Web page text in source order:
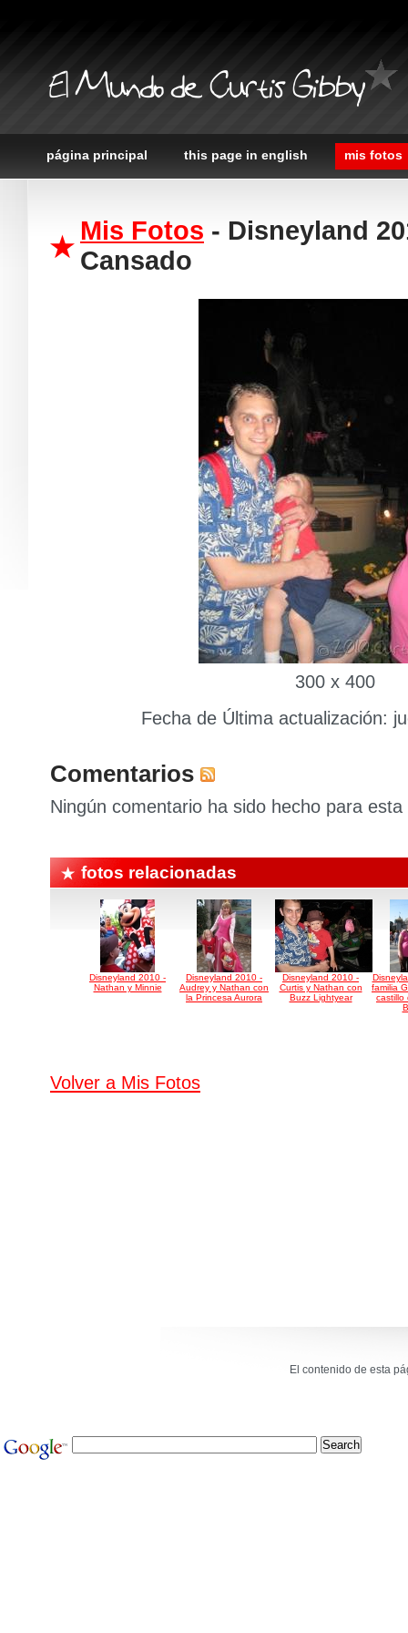
El Mundo de Curtis Gibby
página principal this page in english mis fotos
Mis Fotos - Disneyland
Cansado
300 x 400
Fecha de Última actualización:
Comentarios
Ningún comentario ha sido hecho para esta
fotos relacionadas
Disneyland 2010 -
Nathan y Minnie
Disneyland 2010 -
Audrey y Nathan con
la Princesa Aurora
Disneyland 2010 -
Curtis y Nathan con
Buzz Lightyear
familia
castillo
Volver a Mis Fotos
El contenido de esta